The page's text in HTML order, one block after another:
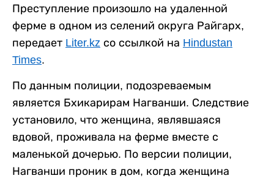
Преступление произошло на удаленной
ферме в одном из селений округа Райгарх,
передает Liter.kz со ссылкой на Hindustan
Times.
По данным полиции, подозреваемым
является Бхикарирам Нагванши. Следствие
установило, что женщина, являвшаяся
вдовой, проживала на ферме вместе с
маленькой дочерью. По версии полиции,
Нагванши проник в дом, когда женщина